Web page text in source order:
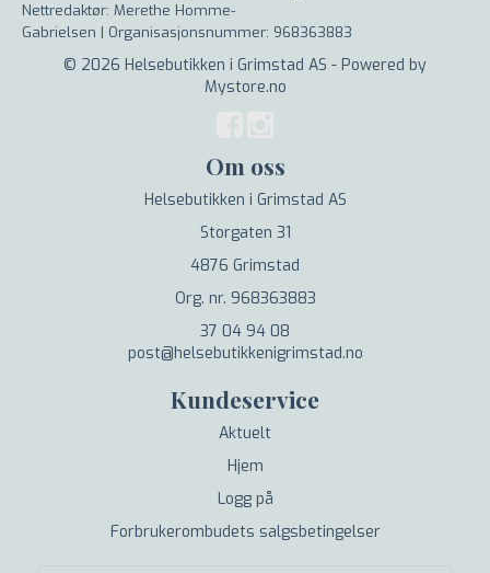
Nettredaktør: Merethe Homme-
Gabrielsen | Organisasjonsnummer: 968363883
© 2026 Helsebutikken i Grimstad AS - Powered by
Mystore.no
Om oss
Helsebutikken i Grimstad AS
Storgaten 31
4876 Grimstad
Org. nr. 968363883
37 04 94 08
post@helsebutikkenigrimstad.no
Kundeservice
Aktuelt
Hjem
Logg på
Forbrukerombudets salgsbetingelser